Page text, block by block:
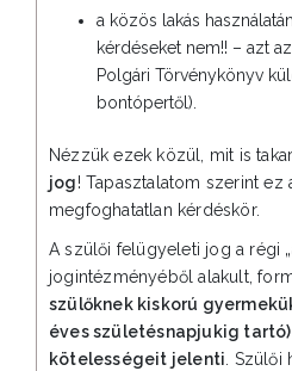
a közös lakás
kérdéseket nem!! – azt
Polgári Törvénykönyv
bontópertől).
Nézzük ezek közül, mit is
jog! Tapasztalatom szerint ez
megfoghatatlan kérdéskör.
A szülői felügyeleti jog a régi
jogintézményéből alakult,
szülőknek kiskorú
éves születésnapjukig
kötelességeit jelenti. Szülői